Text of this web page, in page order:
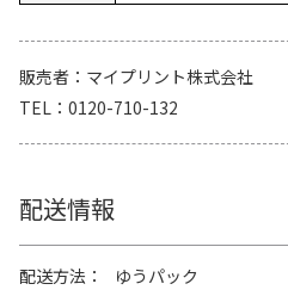
販売者
マイプリント株式会社
TEL
0120-710-132
配送情報
配送方法
ゆうパック